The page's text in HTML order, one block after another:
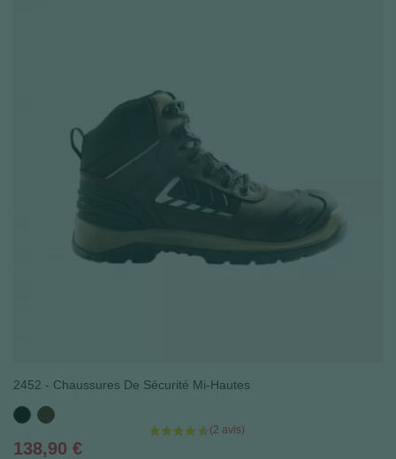
2452 - Chaussures De Sécurité Mi-Hautes
Noir Marron
Prix
138,90 €